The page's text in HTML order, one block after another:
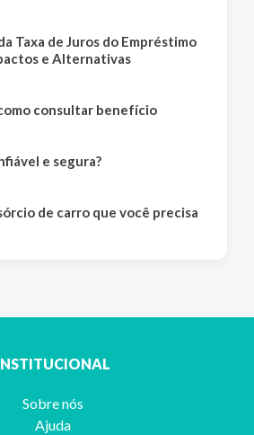
Taxa de Juros do Empréstimo
e Alternativas
consultar benefício
e segura?
de carro que você precisa
Sobre nós
Ajuda